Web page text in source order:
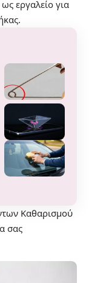
εργαλείο για
Καθαρισμού
σας